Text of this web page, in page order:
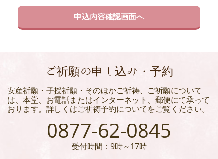
ご祈願の申し込み・予約
安産祈願・子授祈願・そのほかご祈祷、ご祈願について
は、本堂、お電話またはインターネット、郵便にて承って
おります。詳しくはご祈祷予約についてをご覧ください。
0877-62-0845
受付時間：9時～17時